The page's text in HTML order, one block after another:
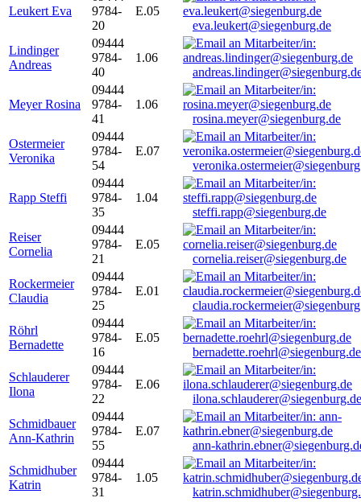
Leukert Eva
9784-
20
E.05
eva.leukert@siegenburg.de
Lindinger
Andreas
09444
9784-
40
1.06
Meyer Rosina
09444
9784-
41
1.06
rosina.meyer@siegenburg.de
Ostermeier
Veronika
09444
9784-
54
E.07
Rapp Steffi
09444
9784-
35
1.04
steffi.rapp@siegenburg.de
Reiser
Cornelia
09444
9784-
21
E.05
cornelia.reiser@siegenburg.de
Rockermeier
Claudia
09444
9784-
25
E.01
Röhrl
Bernadette
09444
9784-
16
E.05
bernadette.roehrl@siegenburg.de
Schlauderer
Ilona
09444
9784-
22
E.06
ilona.schlauderer@siegenburg.de
Schmidbauer
Ann-Kathrin
09444
9784-
55
E.07
ann-
Schmidhuber
Katrin
09444
9784-
31
1.05